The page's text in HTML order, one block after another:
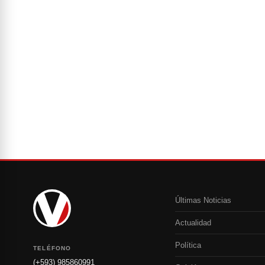
TELÉFONO
(+593) 985860991
Últimas Noticias
Actualidad
Política